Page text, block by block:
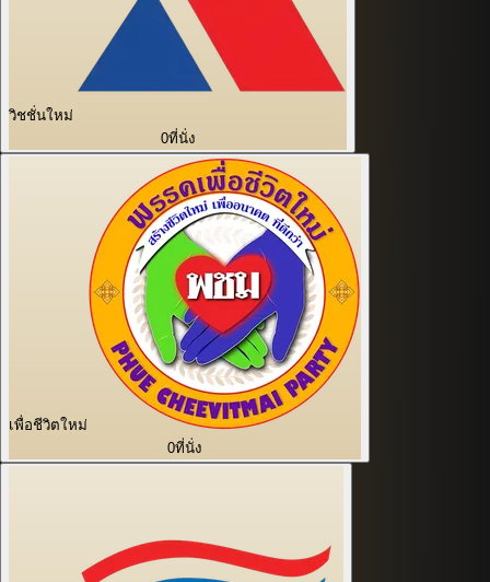
วิชชั่นใหม่
0ที่นั่ง
เพื่อชีวิตใหม่
0ที่นั่ง